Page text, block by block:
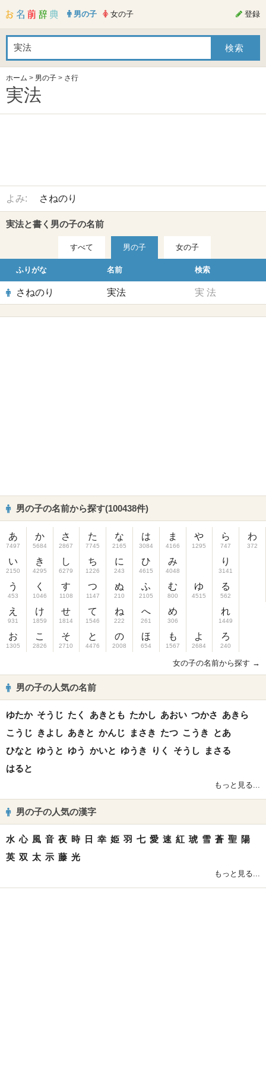
男の子 女の子 登録
ホーム > 男の子 > さ行
実法
よみ: さねのり
実法と書く男の子の名前
すべて 男の子 女の子
ふりがな 名前 検索
さねのり 実法 実 法
男の子の名前から探す(100438件)
あ
7497
い
2150
う
453
え
931
お
1305
か
5684
き
4295
く
1046
け
1859
こ
2826
さ
2867
し
6279
す
1108
せ
1814
そ
2710
た
7745
ち
1226
つ
1147
て
1546
と
4476
な
2165
に
243
ぬ
210
ね
222
の
2008
は
3084
ひ
4615
ふ
2105
へ
261
ほ
654
ま
4166
み
4048
む
800
め
306
も
1567
や
1295
ゆ
4515
よ
2684
ら
747
り
3141
る
562
れ
1449
ろ
240
わ
372
女の子の名前から探す →
男の子の人気の名前
ゆたか そうじ たく あきとも たかし あおい つかさ あきら
こうじ きよし あきと かんじ まさき たつ こうき
とあ
ひなと ゆうと ゆう かいと ゆうき りく そうし
まさる
はると
もっと見る...
男の子の人気の漢字
水 心 風 音 夜 時 日 幸 姫 羽 七 愛 速 紅 琥 雪 蒼 聖 陽
英 双 太 示 藤 光
もっと見る...